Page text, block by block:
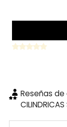
Reseñas de
CILINDRICAS